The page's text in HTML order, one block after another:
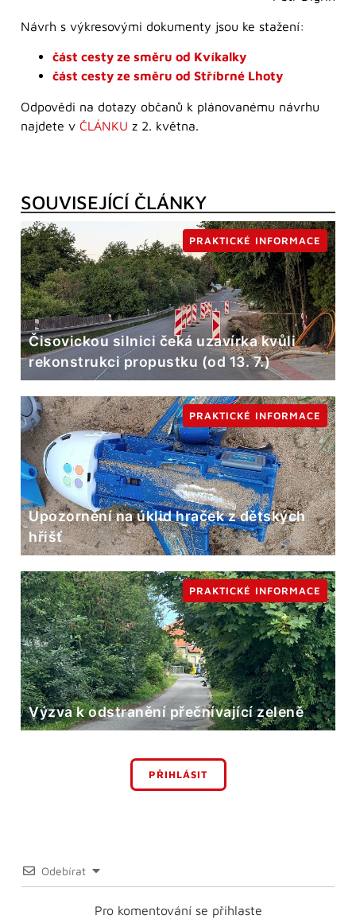
Návrh s výkresovými dokumenty jsou ke stažení:
část cesty ze směru od Kvíkalky
část cesty ze směru od Stříbrné Lhoty
Odpovědi na dotazy občanů k plánovanému návrhu
najdete v ČLÁNKU z 2. května.
SOUVISEJÍCÍ ČLÁNKY
Čisovickou silnici čeká uzavírka kvůli
rekonstrukci propustku (od 13. 7.)
PRAKTICKÉ INFORMACE
Upozornění na úklid hraček z dětských
hřišť
PRAKTICKÉ INFORMACE
Výzva k odstranění přečnívající zeleně
PRAKTICKÉ INFORMACE
PŘIHLÁSIT
Odebírat
Pro komentování se přihlaste